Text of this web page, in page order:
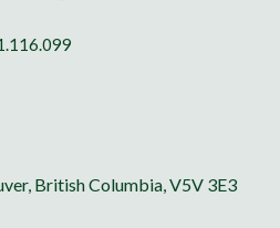
British Columbia, V5V 3E3